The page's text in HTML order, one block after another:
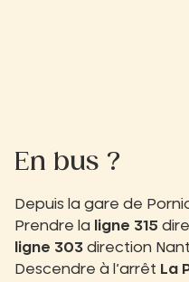
En bus ?
Depuis la gare de
Prendre la
ligne 315
ligne 303 direction
Descendre à l’arrêt La